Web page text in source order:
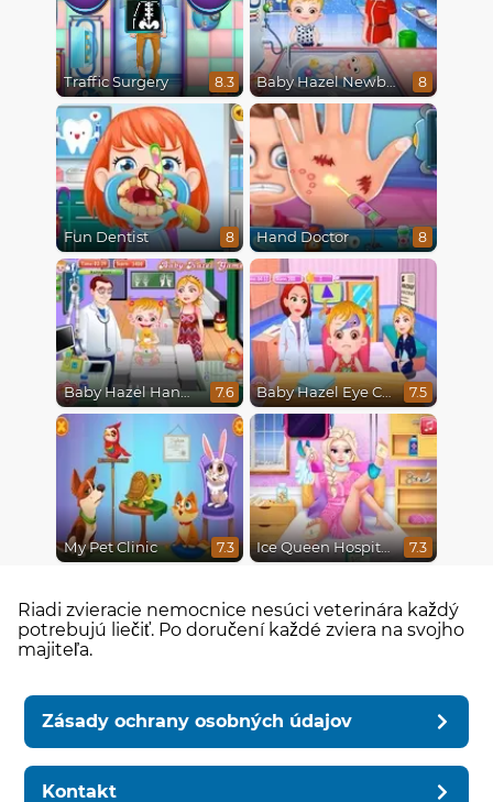
Traffic Surgery 8.3 Baby Hazel Newborn Vaccination 8
Fun Dentist 8 Hand Doctor 8
Baby Hazel Hand Fracture 7.6 Baby Hazel Eye Care 7.5
My Pet Clinic 7.3 Ice Queen Hospital Recovery 7.3
Riadi zvieracie nemocnice nesúci veterinára každý
potrebujú liečiť. Po doručení každé zviera na svojho
majiteľa.
Zásady ochrany osobných údajov
Kontakt